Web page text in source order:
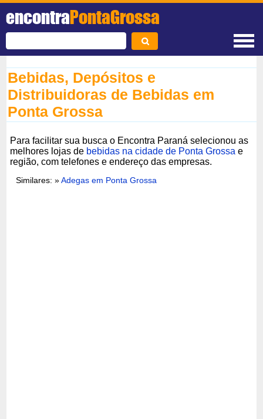
encontraPontaGrossa
Bebidas, Depósitos e
Distribuidoras de Bebidas em
Ponta Grossa
Para facilitar sua busca o Encontra Paraná selecionou as
melhores lojas de bebidas na cidade de Ponta Grossa e
região, com telefones e endereço das empresas.
Similares: »Adegas em Ponta Grossa